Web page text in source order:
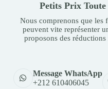
Petits Prix
Nous comprenons que les
peuvent vite représenter
proposons des
Message WhatsApp
+212 610406045